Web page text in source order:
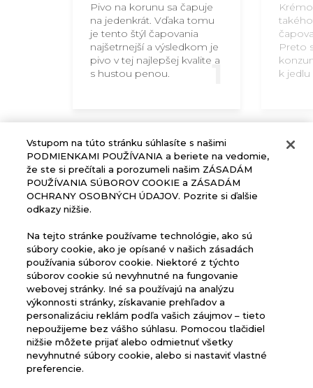
1
Pivo na korunu sa čapuje
na jedenkrát. Vďaka tomu
je tento štýl čapovania
najšetrnejší a výsledkom je
pivo v tej najlepšej kvalite a
s hustou penou.
Preto
k
DOMOV
PRODUKTY
HISTÓRIA
KONTAKT
Vstupom na túto stránku súhlasíte s našimi
PODMIENKAMI POUŽÍVANIA a beriete na vedomie,
že ste si prečítali a porozumeli našim ZÁSADÁM
POUŽÍVANIA SÚBOROV COOKIE a ZÁSADÁM
OCHRANY OSOBNÝCH ÚDAJOV. Pozrite si ďalšie
odkazy nižšie.
Na tejto stránke používame technológie, ako sú
súbory cookie, ako je opísané v našich zásadách
používania súborov cookie. Niektoré z týchto
súborov cookie sú nevyhnutné na fungovanie
webovej stránky. Iné sa používajú na analýzu
výkonnosti stránky, získavanie prehľadov a
personalizáciu reklám podľa vašich záujmov – tieto
nepoužijeme bez vášho súhlasu. Pomocou tlačidiel
nižšie môžete prijať alebo odmietnuť všetky
nevyhnutné súbory cookie, alebo si nastaviť vlastné
preferencie.